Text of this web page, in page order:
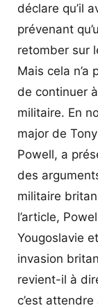
déclare qu’il
prévenant
retomber sur
Mais cela n’a
de continuer
militaire. En
major de
Powell, a
des
militaire
l’article,
Yougoslavie
invasion
revient-il à
c’est